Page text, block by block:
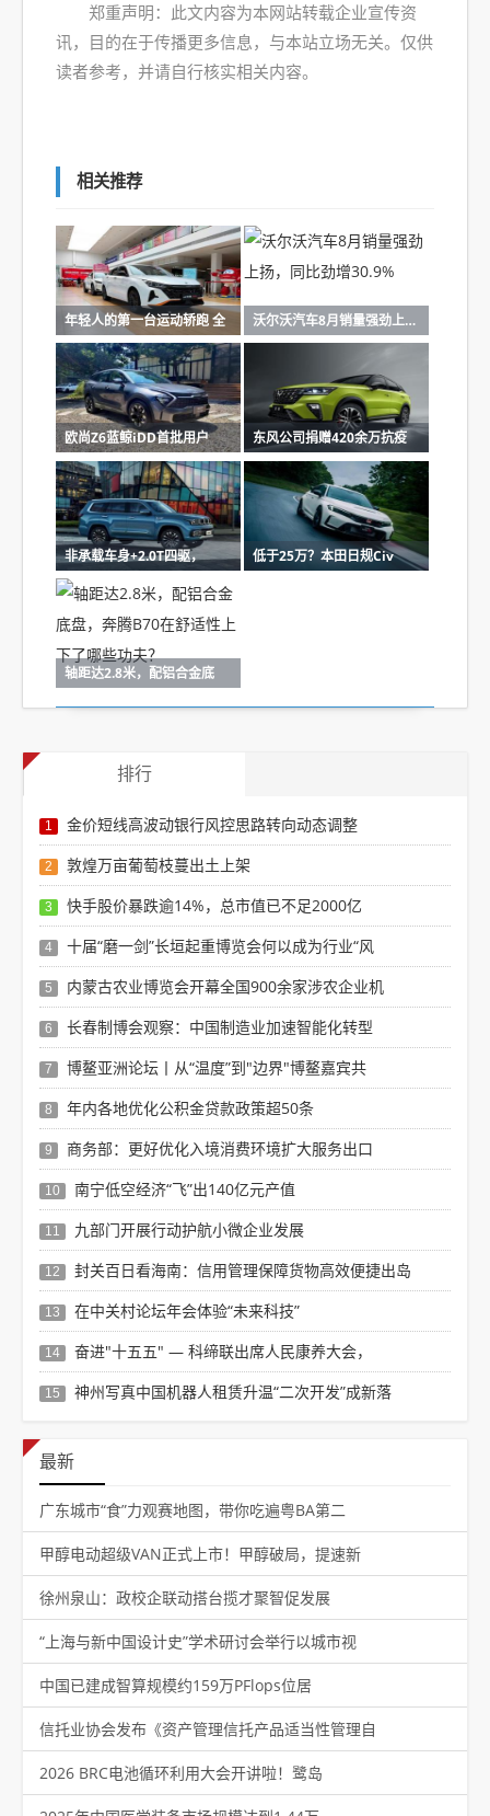
郑重声明：此文内容为本网站转载企业宣传资
讯，目的在于传播更多信息，与本站立场无关。仅供
读者参考，并请自行核实相关内容。
相关推荐
年轻人的第一台运动轿跑 全 沃尔沃汽车8月销量强劲上扬
欧尚Z6蓝鲸iDD首批用户 东风公司捐赠420余万抗疫
非承载车身+2.0T四驱， 低于25万？本田日规Civ
轴距达2.8米，配铝合金底
排行
1 金价短线高波动银行风控思路转向动态调整
2 敦煌万亩葡萄枝蔓出土上架
3 快手股价暴跌逾14%，总市值已不足2000亿
4 十届“磨一剑”长垣起重博览会何以成为行业“风
5 内蒙古农业博览会开幕全国900余家涉农企业机
6 长春制博会观察：中国制造业加速智能化转型
7 博鳌亚洲论坛丨从“温度”到"边界"博鳌嘉宾共
8 年内各地优化公积金贷款政策超50条
9 商务部：更好优化入境消费环境扩大服务出口
10 南宁低空经济“飞”出140亿元产值
11 九部门开展行动护航小微企业发展
12 封关百日看海南：信用管理保障货物高效便捷出岛
13 在中关村论坛年会体验“未来科技”
14 奋进"十五五" — 科缔联出席人民康养大会，
15 神州写真中国机器人租赁升温“二次开发”成新落
最新
广东城市“食”力观赛地图，带你吃遍粤BA第二
甲醇电动超级VAN正式上市！甲醇破局，提速新
徐州泉山：政校企联动搭台揽才聚智促发展
“上海与新中国设计史”学术研讨会举行以城市视
中国已建成智算规模约159万PFlops位居
信托业协会发布《资产管理信托产品适当性管理自
2026 BRC电池循环利用大会开讲啦！鹭岛